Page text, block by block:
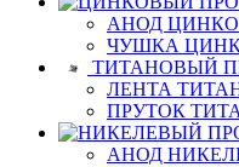
АНОД
ЧУШКА
ТИТАНОВЫЙ
ЛЕНТА
ПРУТОК
АНОД